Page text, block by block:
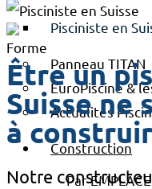
Pisciniste en
Panneau TITAN
EuroPiscine &
Actualités
Construction
Par
Être un
Suisse ne
à
Notre